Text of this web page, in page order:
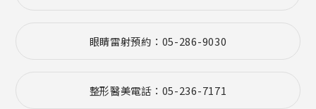
眼睛雷射預約：05-286-9030
整形醫美電話：05-236-7171